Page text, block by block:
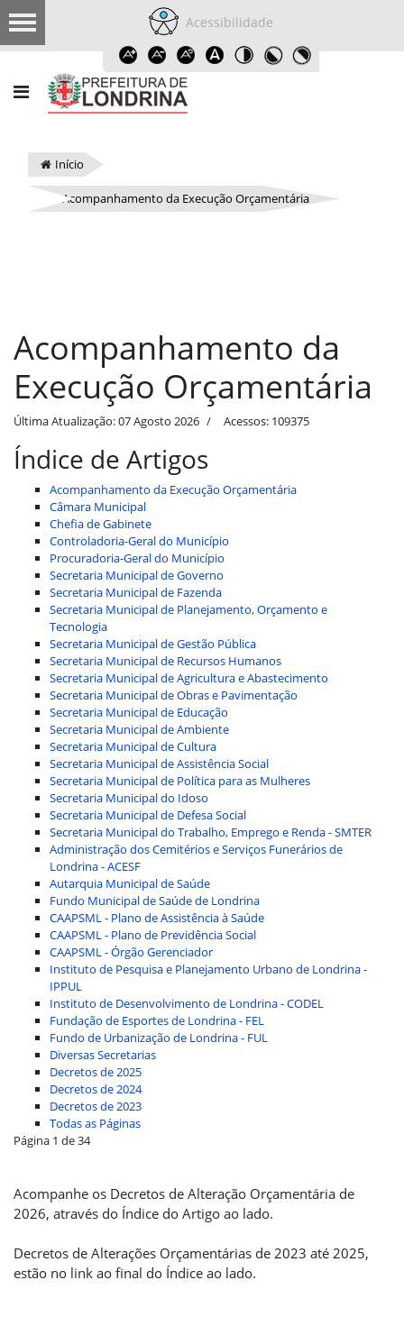
Acessibilidade
Início
Acompanhamento da Execução Orçamentária
Acompanhamento da
Execução Orçamentária
Última Atualização: 07 Agosto 2026 Acessos: 109375
Índice de Artigos
Acompanhamento da Execução Orçamentária
Câmara Municipal
Chefia de Gabinete
Controladoria-Geral do Município
Procuradoria-Geral do Município
Secretaria Municipal de Governo
Secretaria Municipal de Fazenda
Secretaria Municipal de Planejamento, Orçamento e
Tecnologia
Secretaria Municipal de Gestão Pública
Secretaria Municipal de Recursos Humanos
Secretaria Municipal de Agricultura e Abastecimento
Secretaria Municipal de Obras e Pavimentação
Secretaria Municipal de Educação
Secretaria Municipal de Ambiente
Secretaria Municipal de Cultura
Secretaria Municipal de Assistência Social
Secretaria Municipal de Política para as Mulheres
Secretaria Municipal do Idoso
Secretaria Municipal de Defesa Social
Secretaria Municipal do Trabalho, Emprego e Renda - SMTER
Administração dos Cemitérios e Serviços Funerários de
Londrina - ACESF
Autarquia Municipal de Saúde
Fundo Municipal de Saúde de Londrina
CAAPSML - Plano de Assistência à Saúde
CAAPSML - Plano de Previdência Social
CAAPSML - Órgão Gerenciador
Instituto de Pesquisa e Planejamento Urbano de Londrina -
IPPUL
Instituto de Desenvolvimento de Londrina - CODEL
Fundação de Esportes de Londrina - FEL
Fundo de Urbanização de Londrina - FUL
Diversas Secretarias
Decretos de 2025
Decretos de 2024
Decretos de 2023
Todas as Páginas
Página 1 de 34
Acompanhe os Decretos de Alteração Orçamentária de
2026, através do Índice do Artigo ao lado.
Decretos de Alterações Orçamentárias de 2023 até 2025,
estão no link ao final do Índice ao lado.